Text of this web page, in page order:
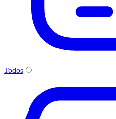
Todos